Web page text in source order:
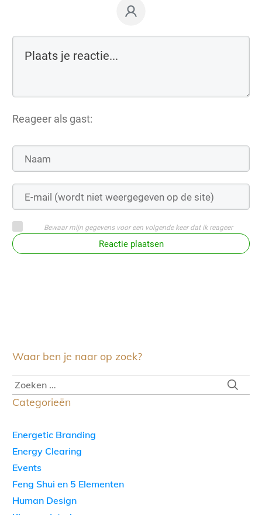
Reageer als gast:
Bewaar mijn gegevens voor een volgende keer dat ik reageer
Reactie plaatsen
Waar ben je naar op zoek?
Categorieën
Energetic Branding
Energy Clearing
Events
Feng Shui en 5 Elementen
Human Design